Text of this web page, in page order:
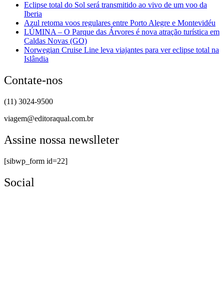
Eclipse total do Sol será transmitido ao vivo de um voo da
Iberia
Azul retoma voos regulares entre Porto Alegre e Montevidéu
LÚMINA – O Parque das Árvores é nova atração turística em
Caldas Novas (GO)
Norwegian Cruise Line leva viajantes para ver eclipse total na
Islândia
Contate-nos
(11) 3024-9500
viagem@editoraqual.com.br
Assine nossa newslleter
[sibwp_form id=22]
Social